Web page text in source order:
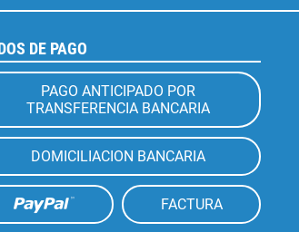
DE PAGO
PAGO ANTICIPADO POR
TRANSFERENCIA BANCARIA
DOMICILIACION BANCARIA
FACTURA